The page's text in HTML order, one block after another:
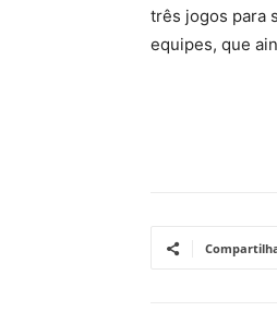
três jogos para
equipes, que